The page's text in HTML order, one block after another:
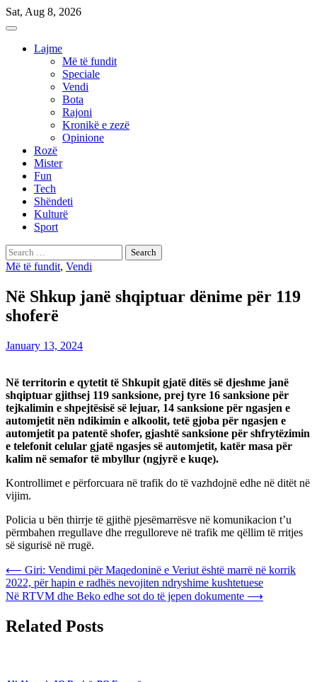
Skip
to
Sat, Aug 8, 2026
Lajme
Më të fundit
Speciale
Vendi
Bota
Rajoni
Kronikë e zezë
Opinione
Rozë
Mister
Fun
Tech
Shëndeti
Kulturë
Sport
Search
for:
Më të fundit, Vendi
Në Shkup janë shqiptuar dënime për 119
shoferë
January 13, 2024
Në territorin e qytetit të Shkupit gjatë ditës së djeshme janë
shqiptuar gjithsej 119 sanksione, prej tyre 16 sanksione për
tejkalimin e shpejtësisë së lejuar, 14 sanksione për ngasjen e
automjetit nën ndikimin e alkoolit, tetë gjoba për ngasjen e
automjetit pa patentë shofer, gjashtë sanksione për shfrytëzimin
e telefonit celular gjatë ngasjes së automjetit, katër masa për
kalim në semafor të mbyllur (ngjyrë e kuqe).
Kontrollimet e përforcuara në trafik do të vazhdojnë edhe në ditët në
vijim.
Policia u bën thirrje të gjithë pjesëmarrësve në komunikacion t’u
përmbahen rregullave dhe rregulloreve në trafik me qëllim të rritjes
së sigurisë në rrugë.
Post
navigation
⟵ Giri: Vendimi për Maqedoninë e Veriut është marrë në korrik
2022, për hapin e radhës nevojiten ndryshime kushtetuese
Në RTVM dhe Beko edhe sot do të jepen dokumente ⟶
Related Posts